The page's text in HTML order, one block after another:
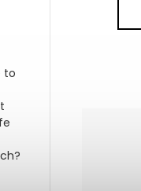
to